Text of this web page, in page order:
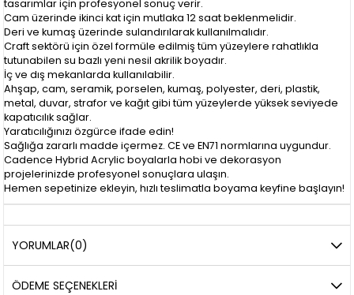
tasarımlar için profesyonel sonuç verir.
Cam üzerinde ikinci kat için mutlaka 12 saat beklenmelidir.
Deri ve kumaş üzerinde sulandırılarak kullanılmalıdır.
Craft sektörü için özel formüle edilmiş tüm yüzeylere rahatlıkla
tutunabilen su bazlı yeni nesil akrilik boyadır.
İç ve dış mekanlarda kullanılabilir.
Ahşap, cam, seramik, porselen, kumaş, polyester, deri, plastik,
metal, duvar, strafor ve kağıt gibi tüm yüzeylerde yüksek seviyede
kapatıcılık sağlar.
Yaratıcılığınızı özgürce ifade edin!
Sağlığa zararlı madde içermez. CE ve EN71 normlarına uygundur.
Cadence Hybrid Acrylic boyalarla hobi ve dekorasyon
projelerinizde profesyonel sonuçlara ulaşın.
Hemen sepetinize ekleyin, hızlı teslimatla boyama keyfine başlayın!
YORUMLAR(0)
ÖDEME SEÇENEKLERI